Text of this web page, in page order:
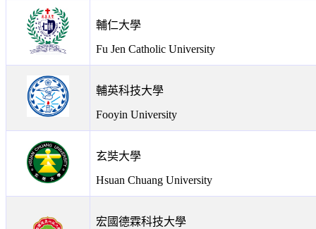
輔仁大學
Fu Jen Catholic University
輔英科技大學
Fooyin University
玄奘大學
Hsuan Chuang University
宏國德霖科技大學